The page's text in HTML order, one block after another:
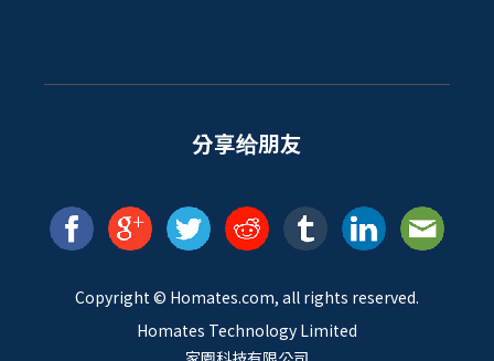
分享给朋友
Copyright © Homates.com, all rights reserved.
Homates Technology Limited